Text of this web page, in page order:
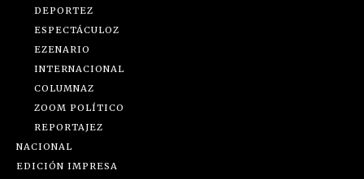
DEPORTEZ
ESPECTÁCULOZ
EZENARIO
INTERNACIONAL
COLUMNAZ
ZOOM POLÍTICO
REPORTAJEZ
NACIONAL
EDICIÓN IMPRESA